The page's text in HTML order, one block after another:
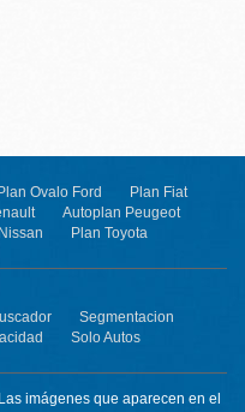
Plan Ovalo Ford
Plan Fiat
Autoplan Peugeot
Plan Toyota
Segmentacion
Solo Autos
Las imágenes que aparecen en el